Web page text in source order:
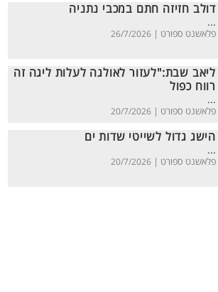
דולב חזיזה חתם במכבי נתניה
...
פלאשנט ספורט | 26/7/2026
ליאב שבת:"לעזור לאולגה לעלות ליגה זה
רווח כפול
...
פלאשנט ספורט | 20/7/2026
הישג גדול לשייטי שדות ים
...
פלאשנט ספורט | 20/7/2026